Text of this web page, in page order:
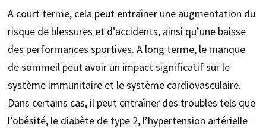
A court terme, cela peut entraîner une augmentation du
risque de blessures et d’accidents, ainsi qu’une baisse
des performances sportives. A long terme, le manque
de sommeil peut avoir un impact significatif sur le
système immunitaire et le système cardiovasculaire.
Dans certains cas, il peut entraîner des troubles tels que
l’obésité, le diabète de type 2, l’hypertension artérielle